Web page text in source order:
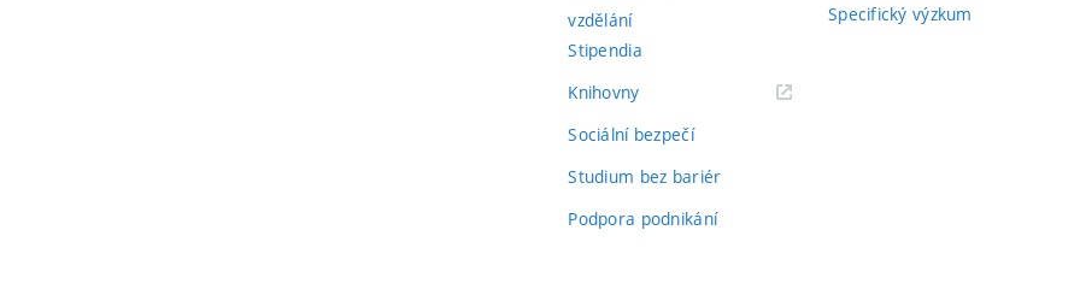
vzdělání
Stipendia
Knihovny(externí
Sociální bezpečí
Studium bez bariér
Podpora podnikání
Specifický výzkum